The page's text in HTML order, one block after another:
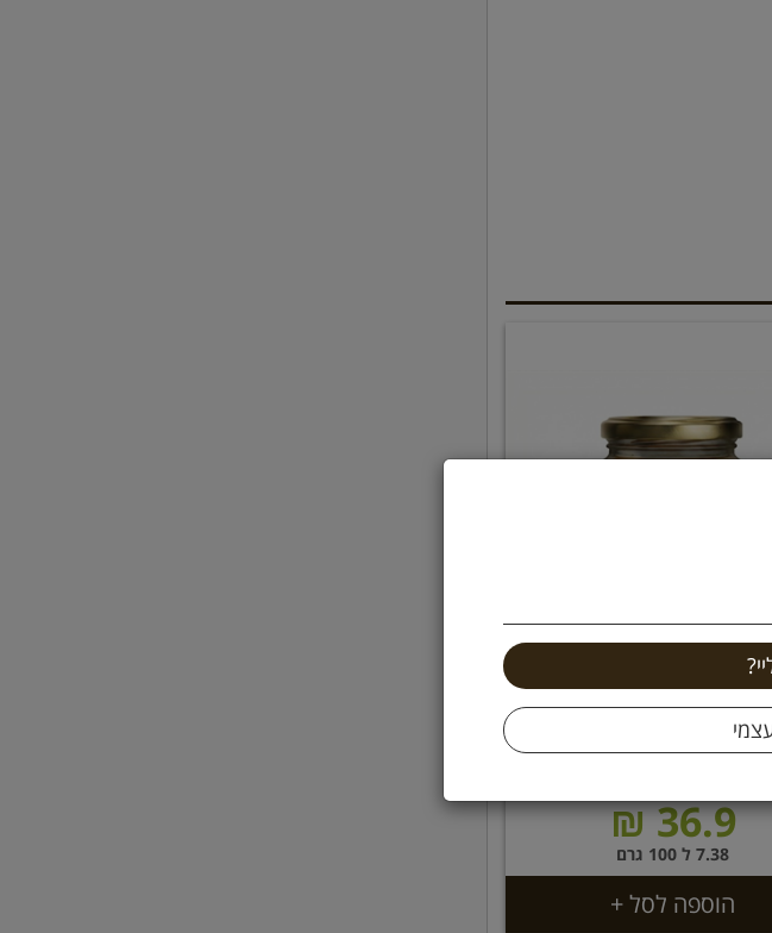
36.9 ₪
7.38 ל 100 גרם
הוספה לסל +